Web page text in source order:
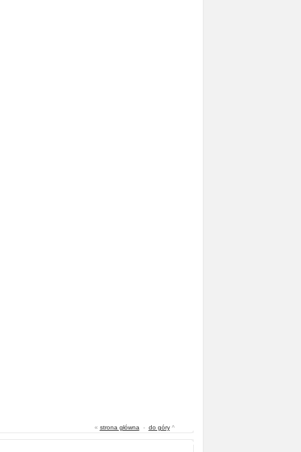
« strona główna - do góry^